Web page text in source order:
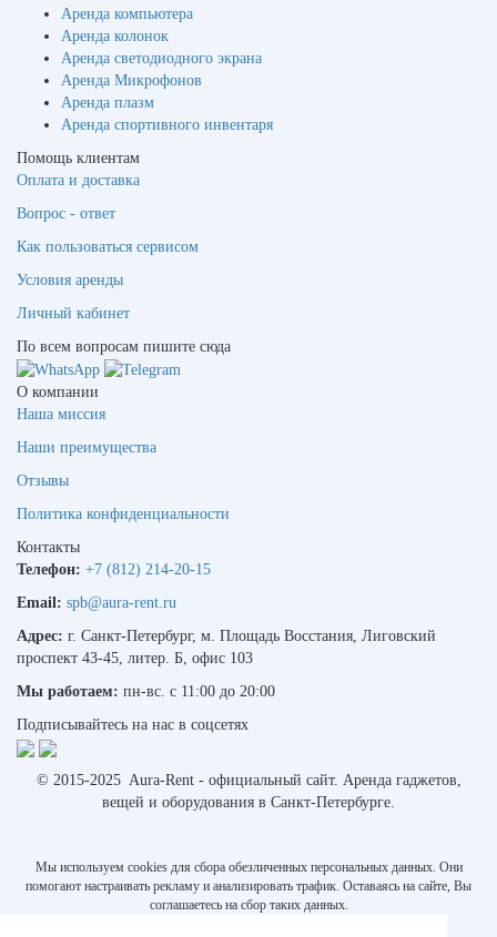
Аренда компьютера
Аренда колонок
Аренда светодиодного экрана
Аренда Микрофонов
Аренда плазм
Аренда спортивного инвентаря
Помощь клиентам
Оплата и доставка
Вопрос - ответ
Как пользоваться сервисом
Условия аренды
Личный кабинет
По всем вопросам пишите сюда
О компании
Наша миссия
Наши преимущества
Отзывы
Политика конфиденциальности
Контакты
Телефон: +7 (812) 214-20-15
Email: spb@aura-rent.ru
Адрес: г. Санкт-Петербург, м. Площадь Восстания, Лиговский
проспект 43-45, литер. Б, офис 103
Мы работаем: пн-вс. с 11:00 до 20:00
Подписывайтесь на нас в соцсетях
© 2015-2025 Aura-Rent - официальный сайт. Аренда гаджетов,
вещей и оборудования в Санкт-Петербурге.
Мы используем cookies для сбора обезличенных персональных данных. Они
помогают настраивать рекламу и анализировать трафик. Оставаясь на сайте, Вы
соглашаетесь на сбор таких данных.